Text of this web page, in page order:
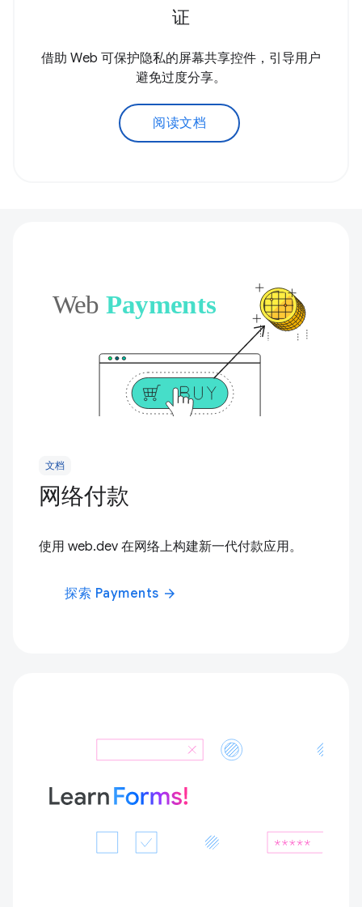
证
借助 Web 可保护隐私的屏幕共享控件，引导用户
避免过度分享。
阅读文档
文档
网络付款
使用 web.dev 在网络上构建新一代付款应用。
探索 Payments arrow_forward